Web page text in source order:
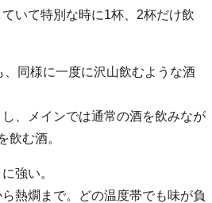
いて特別な時に1杯、2杯だけ飲
、同様に一度に沢山飲むような酒
、メインでは通常の酒を飲みなが
飲む酒。
強い。
熱燗まで。どの温度帯でも味が負